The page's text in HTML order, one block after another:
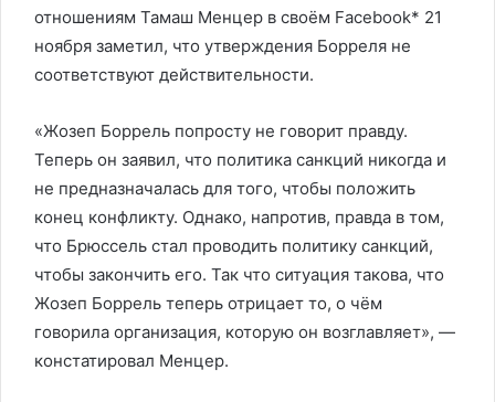
отношениям Тамаш Менцер в своём Facebook* 21
ноября заметил, что утверждения Борреля не
соответствуют действительности.
«Жозеп Боррель попросту не говорит правду.
Теперь он заявил, что политика санкций никогда и
не предназначалась для того, чтобы положить
конец конфликту. Однако, напротив, правда в том,
что Брюссель стал проводить политику санкций,
чтобы закончить его. Так что ситуация такова, что
Жозеп Боррель теперь отрицает то, о чём
говорила организация, которую он возглавляет», —
констатировал Менцер.